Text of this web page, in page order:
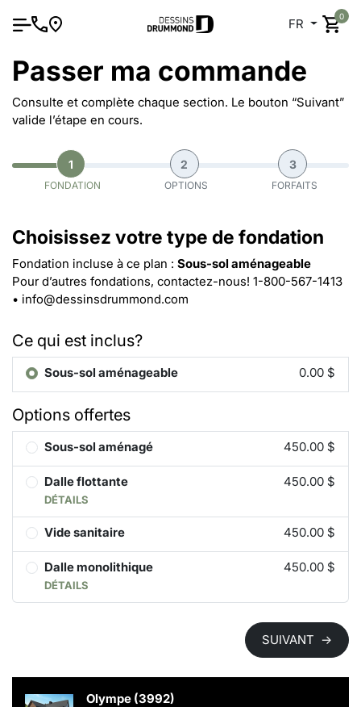
FR
0
Passer ma commande
Consulte et complète chaque section. Le bouton “Suivant”
valide l’étape en cours.
1
FONDATION
2
OPTIONS
3
FORFAITS
Choisissez votre type de fondation
Fondation incluse à ce plan : Sous-sol aménageable
Pour d’autres fondations, contactez-nous! 1-800-567-1413
• info@dessinsdrummond.com
Ce qui est inclus?
Sous-sol aménageable 0.00 $
Options offertes
Sous-sol aménagé 450.00 $
Dalle flottante
DÉTAILS
450.00 $
Vide sanitaire 450.00 $
Dalle monolithique
DÉTAILS
450.00 $
SUIVANT →
Olympe (3992)